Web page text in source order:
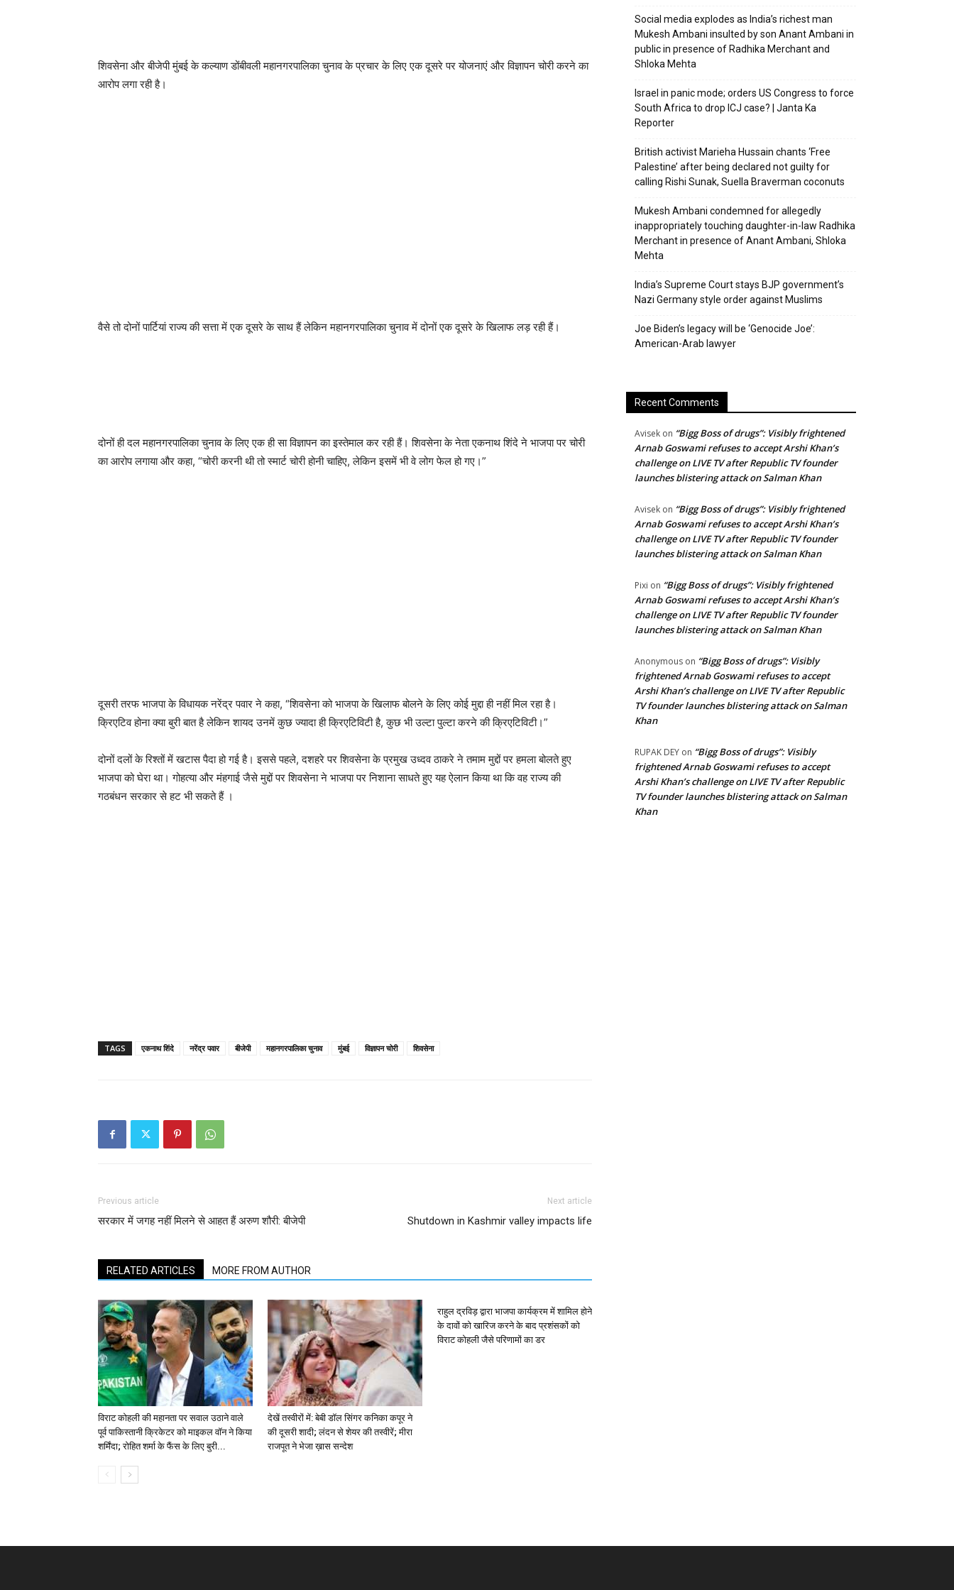
शिवसेना और बीजेपी मुंबई के कल्याण डोंबीवली महानगरपालिका चुनाव के प्रचार के लिए एक दूसरे पर योजनाएं और विज्ञापन चोरी करने का
आरोप लगा रही है।
वैसे तो दोनों पार्टियां राज्य की सत्ता में एक दूसरे के साथ हैं लेकिन महानगरपालिका चुनाव में दोनों एक दूसरे के खिलाफ लड़ रही हैं।
दोनों ही दल महानगरपालिका चुनाव के लिए एक ही सा विज्ञापन का इस्तेमाल कर रही हैं। शिवसेना के नेता एकनाथ शिंदे ने भाजपा पर चोरी
का आरोप लगाया और कहा, “चोरी करनी थी तो स्मार्ट चोरी होनी चाहिए, लेकिन इसमें भी वे लोग फेल हो गए।”
दूसरी तरफ भाजपा के विधायक नरेंद्र पवार ने कहा, “शिवसेना को भाजपा के खिलाफ बोलने के लिए कोई मुद्दा ही नहीं मिल रहा है।
क्रिएटिव होना क्या बुरी बात है लेकिन शायद उनमें कुछ ज्यादा ही क्रिएटिविटी है, कुछ भी उल्टा पुल्टा करने की क्रिएटिविटी।”
दोनों दलों के रिश्तों में खटास पैदा हो गई है। इससे पहले, दशहरे पर शिवसेना के प्रमुख उध्दव ठाकरे ने तमाम मुद्दों पर हमला बोलते हुए
भाजपा को घेरा था। गोहत्या और मंहगाई जैसे मुद्दों पर शिवसेना ने भाजपा पर निशाना साधते हुए यह ऐलान किया था कि वह राज्य की
गठबंधन सरकार से हट भी सकते हैं ।
TAGS एकनाथ शिंदे नरेंद्र पवार बीजेपी महानगरपालिका चुनाव मुंबई विज्ञापन चोरी शिवसेना
Previous article
सरकार में जगह नहीं मिलने से आहत हैं अरुण शौरी: बीजेपी
Next article
Shutdown in Kashmir valley impacts life
RELATED ARTICLES MORE FROM AUTHOR
विराट कोहली की महानता पर सवाल उठाने वाले
पूर्व पाकिस्तानी क्रिकेटर को माइकल वॉन ने किया
शर्मिंदा; रोहित शर्मा के फैंस के लिए बुरी...
देखें तस्वीरों में: बेबी डॉल सिंगर कनिका कपूर ने
की दूसरी शादी; लंदन से शेयर की तस्वीरें; मीरा
राजपूत ने भेजा ख़ास सन्देश
राहुल द्रविड़ द्वारा भाजपा कार्यक्रम में शामिल होने
के दावों को खारिज करने के बाद प्रशंसकों को
विराट कोहली जैसे परिणामों का डर
Social media explodes as India’s richest man
Mukesh Ambani insulted by son Anant Ambani in
public in presence of Radhika Merchant and
Shloka Mehta
Israel in panic mode; orders US Congress to force
South Africa to drop ICJ case? | Janta Ka
Reporter
British activist Marieha Hussain chants ‘Free
Palestine’ after being declared not guilty for
calling Rishi Sunak, Suella Braverman coconuts
Mukesh Ambani condemned for allegedly
inappropriately touching daughter-in-law Radhika
Merchant in presence of Anant Ambani, Shloka
Mehta
India’s Supreme Court stays BJP government’s
Nazi Germany style order against Muslims
Joe Biden’s legacy will be ‘Genocide Joe’:
American-Arab lawyer
Recent Comments
Avisek on “Bigg Boss of drugs”: Visibly frightened
Arnab Goswami refuses to accept Arshi Khan’s
challenge on LIVE TV after Republic TV founder
launches blistering attack on Salman Khan
Avisek on “Bigg Boss of drugs”: Visibly frightened
Arnab Goswami refuses to accept Arshi Khan’s
challenge on LIVE TV after Republic TV founder
launches blistering attack on Salman Khan
Pixi on “Bigg Boss of drugs”: Visibly frightened
Arnab Goswami refuses to accept Arshi Khan’s
challenge on LIVE TV after Republic TV founder
launches blistering attack on Salman Khan
Anonymous on “Bigg Boss of drugs”: Visibly
frightened Arnab Goswami refuses to accept
Arshi Khan’s challenge on LIVE TV after Republic
TV founder launches blistering attack on Salman
Khan
RUPAK DEY on “Bigg Boss of drugs”: Visibly
frightened Arnab Goswami refuses to accept
Arshi Khan’s challenge on LIVE TV after Republic
TV founder launches blistering attack on Salman
Khan